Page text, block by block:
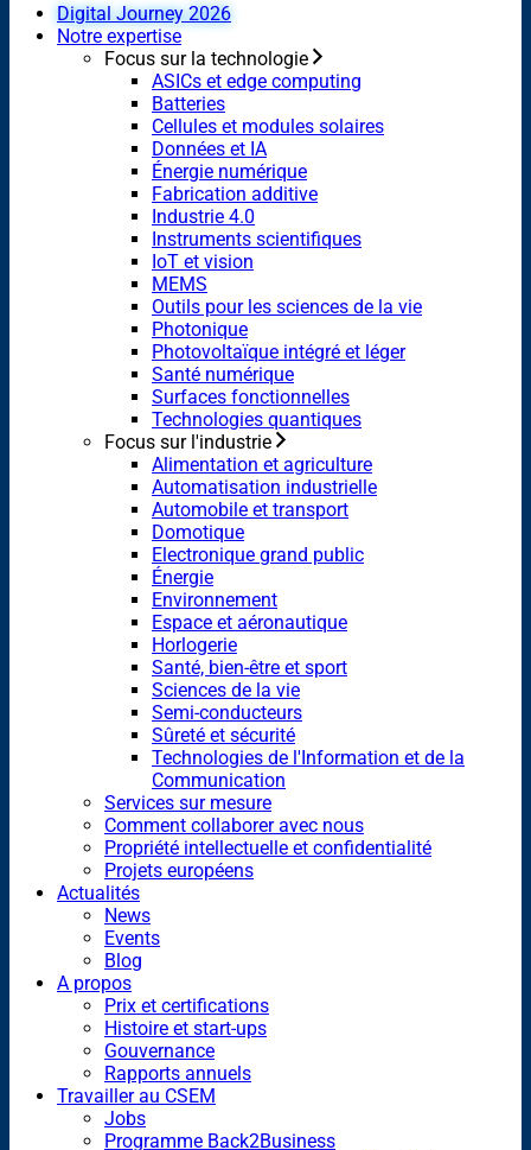
Digital Journey 2026
Notre expertise
Focus sur la technologie
ASICs et edge computing
Batteries
Cellules et modules solaires
Données et IA
Énergie numérique
Fabrication additive
Industrie 4.0
Instruments scientifiques
IoT et vision
MEMS
Outils pour les sciences de la vie
Photonique
Photovoltaïque intégré et léger
Santé numérique
Surfaces fonctionnelles
Technologies quantiques
Focus sur l'industrie
Alimentation et agriculture
Automatisation industrielle
Automobile et transport
Domotique
Electronique grand public
Énergie
Environnement
Espace et aéronautique
Horlogerie
Santé, bien-être et sport
Sciences de la vie
Semi-conducteurs
Sûreté et sécurité
Technologies de l'Information et de la
Communication
Services sur mesure
Comment collaborer avec nous
Propriété intellectuelle et confidentialité
Projets européens
Actualités
News
Events
Blog
A propos
Prix et certifications
Histoire et start-ups
Gouvernance
Rapports annuels
Travailler au CSEM
Jobs
Programme Back2Business